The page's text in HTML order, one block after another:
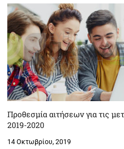
Προθεσμία αιτήσεων για τις
2019-2020
14 Οκτωβρίου, 2019